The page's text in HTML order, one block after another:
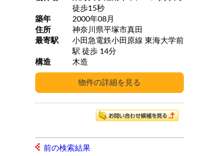
徒歩15秒
築年
2000年08月
住所
神奈川県平塚市真田
最寄駅
小田急電鉄小田原線 東海大学前
駅 徒歩 14分
構造
木造
前の検索結果